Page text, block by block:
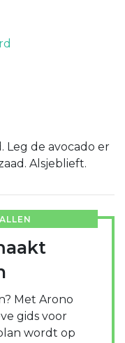
Leg de avocado er
Alsjeblieft.
Met Arono
gids voor
wordt op